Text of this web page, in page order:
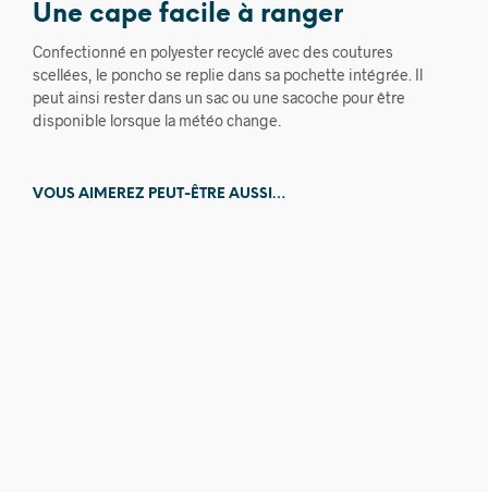
Une cape facile à ranger
Confectionné en polyester recyclé avec des coutures
scellées, le poncho se replie dans sa pochette intégrée. Il
peut ainsi rester dans un sac ou une sacoche pour être
disponible lorsque la météo change.
VOUS AIMEREZ PEUT-ÊTRE AUSSI…